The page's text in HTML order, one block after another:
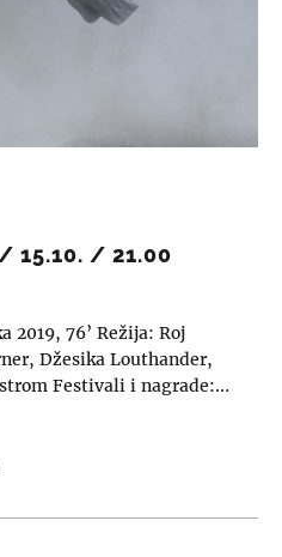
/ 15.10. / 21.00
2019, 76’ Režija: Roj
Džesika Louthander,
Festivali i nagrade:…